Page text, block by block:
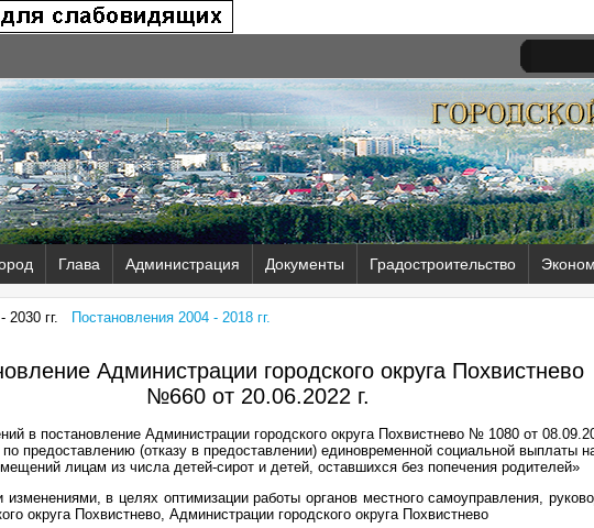
Глава Администрация Документы Градостроительство
2030 гг. Постановления 2004 - 2018 гг.
Администрации городского округа Похвистнево
№660 от 20.06.2022 г.
в постановление Администрации городского округа Похвистнево № 1080 от
по предоставлению (отказу в предоставлении) единовременной социальной выплаты
лицам из числа детей-сирот и детей, оставшихся без попечения родителей»
в целях оптимизации работы органов местного самоуправления,
округа Похвистнево, Администрации городского округа Похвистнево